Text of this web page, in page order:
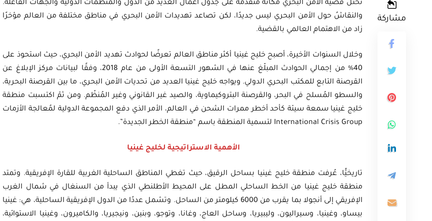
مشاركة
تحتل قضية الأمن البحري مكانة متقدمة على جدول أعمال العديد من الدول والمنظمات الدولية والجهات الفاعلة.
والنقاشُ حول الأمن البحري ليس جديدًا، لكن تصاعد تهديدات الأمن البحري في مناطق مختلفة من العالم مؤخرًا
زاد من الاهتمام العالمي بالقضية.
وخلال السنوات الأخيرة، أصبح خليج غينيا أكثر مناطق العالم تعرضًا لحوادث تهديد الأمن البحري، حيث استحوذ على
40% من إجمالي الحوادث المبلّغ عنها في الشهور التسعة الأولى من عام 2018، وفقًا لبيانات مركز الإبلاغ عن
القرصنة التابع للمكتب البحري الدولي. ويواجه خليج غينيا العديد من تحديات الأمن البحري، ما بين القرصنة البحرية،
والسطو المُسلح في البحر، والقرصنة البتروكيماوية، والصيد غير القانوني وغير المُنظّم. ومن ثمّ اكتسبت منطقة
خليج غينيا سمعة سيئة كأحد أخطر ممرات الشحن في العالم، الأمر الذي دفع المجموعة الدولية لمُعالجة الأزمات
International Crisis Group لتسمية المنطقة باسم “منطقة الخطر الجديدة”.
الأهمية الاستراتيجية لخليج غينيا
تاريخيًّا، عُرفت منطقة خليج غينيا بساحل الرقيق، حيث تغطي المناطق الساحلية الغربية للقارة الإفريقية. وتمتد
منطقة خليج غينيا من الخط الساحلي المطل على المحيط الأطلنطي الذي يبدأ من السنغال في شمال الغرب
الإفريقي إلى أنجولا بما يقرب من 6000 كيلومتر من الساحل. وتشمل عددًا من الدول الإفريقية الساحلية، هي: غينيا
بيساو، وغينيا، وسيراليون، وليبيريا، وساحل العاج، وغانا، وتوجو، وبنين، ونيجيريا، والكاميرون، وغينيا الاستوائية،
الغاز والنفط خارطة الموارد
35.00
Add To Cart
ورقة بحثية – الطاقة المتجددة وتعزيز
أمن الطاقة المصري
35.00
Add To Cart
على مستقبل